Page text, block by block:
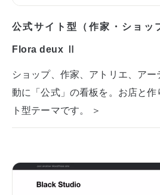
公式サイト型（作家・ショッ
Flora deux Ⅱ
ショップ、作家、アトリエ、ア
動に「公式」の看板を。お店と
ト型テーマです。 ＞